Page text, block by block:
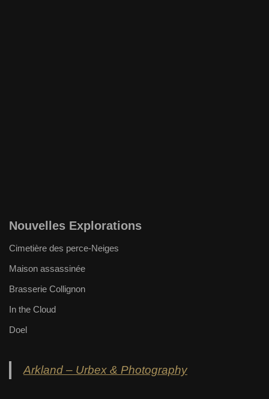
Nouvelles Explorations
Cimetière des perce-Neiges
Maison assassinée
Brasserie Collignon
In the Cloud
Doel
Arkland – Urbex & Photography